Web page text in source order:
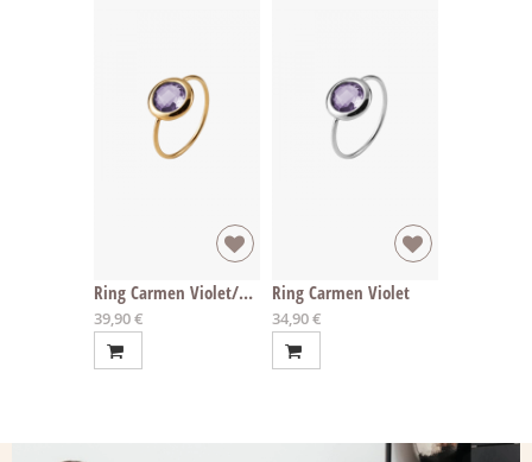
Ring Carmen Violet/Gold
A
b
39,90 €
Ring Carmen Violet
A
b
34,90 €